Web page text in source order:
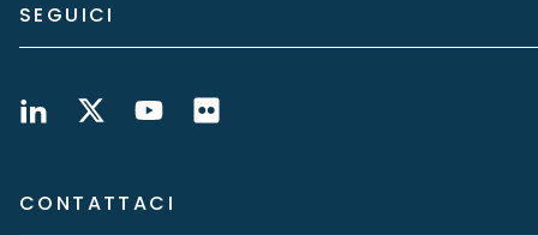
SEGUICI
CONTATTACI